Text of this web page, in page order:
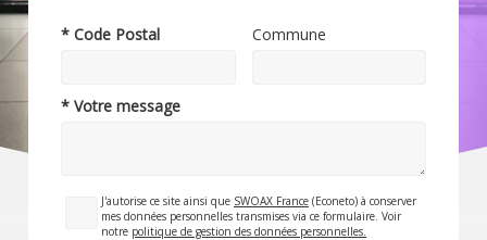
* Code Postal Commune
* Votre message
J'autorise ce site ainsi que SWOAX France (Econeto) à conserver
mes données personnelles transmises via ce formulaire. Voir
notre politique de gestion des données personnelles.